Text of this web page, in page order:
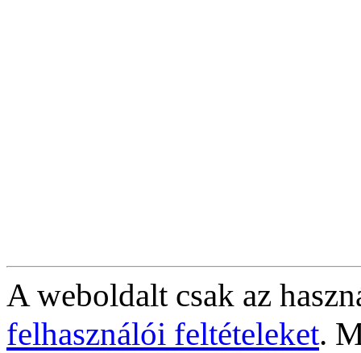
A weboldalt csak az
felhasználói feltételeket.